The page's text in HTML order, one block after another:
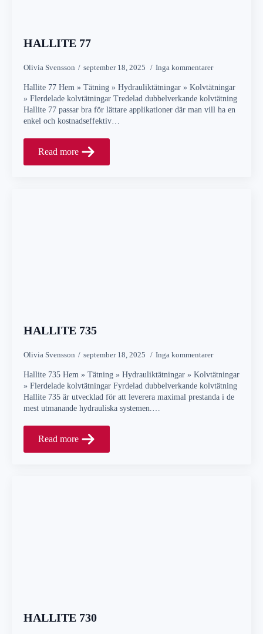
HALLITE 77
Olivia Svensson september 18, 2025 Inga kommentarer
Hallite 77 Hem » Tätning » Hydrauliktätningar » Kolvtätningar
» Flerdelade kolvtätningar Tredelad dubbelverkande kolvtätning
Hallite 77 passar bra för lättare applikationer där man vill ha en
enkel och kostnadseffektiv…
Read more
HALLITE 735
Olivia Svensson september 18, 2025 Inga kommentarer
Hallite 735 Hem » Tätning » Hydrauliktätningar » Kolvtätningar
» Flerdelade kolvtätningar Fyrdelad dubbelverkande kolvtätning
Hallite 735 är utvecklad för att leverera maximal prestanda i de
mest utmanande hydrauliska systemen.…
Read more
HALLITE 730